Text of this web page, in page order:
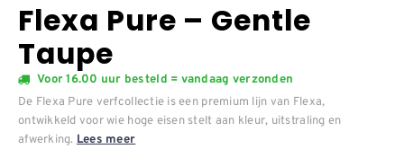
Flexa Pure – Gentle
Taupe
Voor 16.00 uur besteld = vandaag verzonden
De Flexa Pure verfcollectie is een premium lijn van Flexa,
ontwikkeld voor wie hoge eisen stelt aan kleur, uitstraling en
afwerking. Lees meer